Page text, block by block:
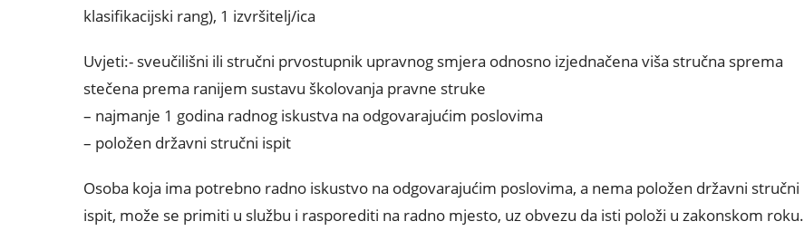
klasifikacijski rang), 1 izvršitelj/ica
Uvjeti:- sveučilišni ili stručni prvostupnik upravnog smjera odnosno izjednačena viša stručna sprema
stečena prema ranijem sustavu školovanja pravne struke
– najmanje 1 godina radnog iskustva na odgovarajućim poslovima
– položen državni stručni ispit
Osoba koja ima potrebno radno iskustvo na odgovarajućim poslovima, a nema položen državni stručni
ispit, može se primiti u službu i rasporediti na radno mjesto, uz obvezu da isti položi u zakonskom roku.